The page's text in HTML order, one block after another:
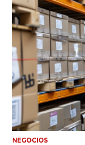
NEGOCIOS